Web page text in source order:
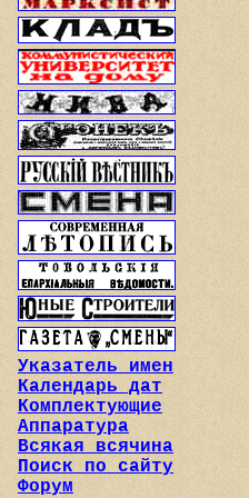
Указатель имен
Календарь дат
Комплектующие
Аппаратура
Всякая всячина
Поиск по сайту
Форум